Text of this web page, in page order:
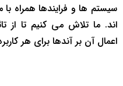
سیستم ها و فرایندها همراه
اند. ما تلاش می کنیم تا از
اعمال آن بر آندها برای هر